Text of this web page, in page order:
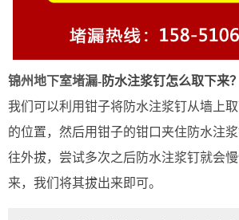
锦州地下室堵漏-防水注浆钉怎么取下来？
我们可以利用钳子将防水注浆钉从墙上
的位置，然后用钳子的钳口夹住防水注
往外拔，尝试多次之后防水注浆钉就会
来，我们将其拔出来即可。